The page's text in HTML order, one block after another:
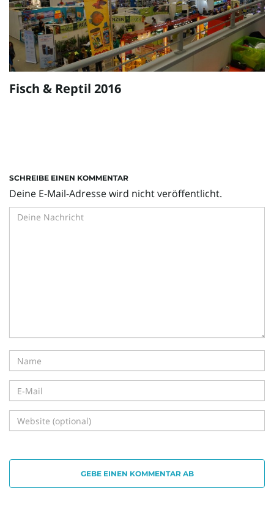
Fisch & Reptil 2016
SCHREIBE EINEN KOMMENTAR
Deine E-Mail-Adresse wird nicht veröffentlicht.
GEBE EINEN KOMMENTAR AB